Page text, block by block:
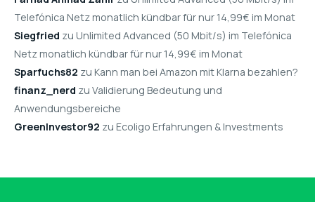
Telefónica Netz monatlich kündbar für nur 14,99€ im Monat
Siegfried zu Unlimited Advanced (50 Mbit/s) im Telefónica
Netz monatlich kündbar für nur 14,99€ im Monat
Sparfuchs82 zu Kann man bei Amazon mit Klarna bezahlen?
finanz_nerd zu Validierung Bedeutung und
Anwendungsbereiche
GreenInvestor92 zu Ecoligo Erfahrungen & Investments